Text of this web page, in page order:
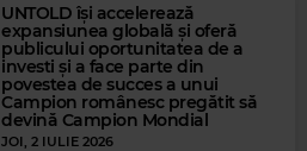
UNTOLD își accelerează
expansiunea globală și oferă
publicului oportunitatea de a
investi și a face parte din
povestea de succes a unui
Campion românesc pregătit să
devină Campion Mondial
JOI, 2 IULIE 2026